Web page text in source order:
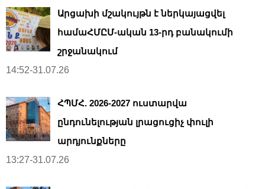
Արցախի մշակույթն է ներկայացվել
համաՀՄԸՄ-ական 13-րդ բանակումի
շրջանակում
14:52-31.07.26
ՀՊՄՀ. 2026-2027 ուստարվա
ընդունելության լրացուցիչ փուլի
արդյունքները
13:27-31.07.26